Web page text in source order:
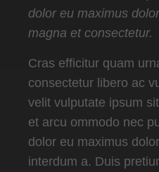
dolor eu maximus
magna et consectetur.
Cras efficitur quam
consectetur libero ac
velit vulputate ipsum
et arcu ommodo nec
dolor eu maximus
interdum a. Duis